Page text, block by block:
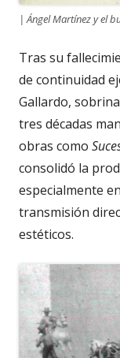
| Ángel Martínez y el
Tras su
de continuidad
Gallardo,
tres décadas
obras como
consolidó la
especialmente
transmisión
estéticos.